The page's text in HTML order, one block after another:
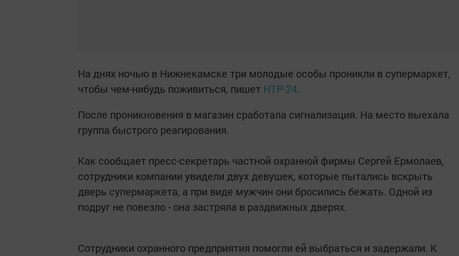
На днях ночью в Нижнекамске три молодые особы проникли в супермаркет,
чтобы чем-нибудь поживиться, пишет НТР-24.
После проникновения в магазин сработала сигнализация. На место выехала
группа быстрого реагирования.
Как сообщает пресс-секретарь частной охранной фирмы Сергей Ермолаев,
сотрудники компании увидели двух девушек, которые пытались вскрыть
дверь супермаркета, а при виде мужчин они бросились бежать. Одной из
подруг не повезло - она застряла в раздвижных дверях.
Сотрудники охранного предприятия помогли ей выбраться и задержали. К